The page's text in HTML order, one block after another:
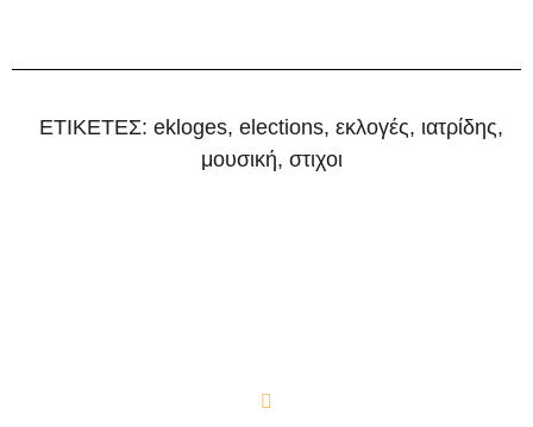
ΕΤΙΚΕΤΕΣ: ekloges, elections, εκλογές, ιατρίδης,
μουσική, στιχοι